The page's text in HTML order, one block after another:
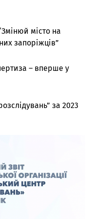
місто на
запоріжців”
– вперше у
за 2023